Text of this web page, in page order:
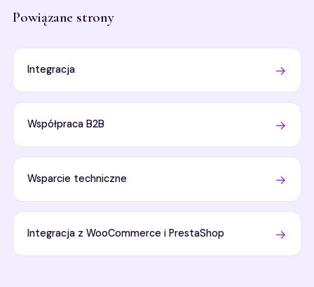
Powiązane strony
Integracja →
Współpraca B2B →
Wsparcie techniczne →
Integracja z WooCommerce i PrestaShop →